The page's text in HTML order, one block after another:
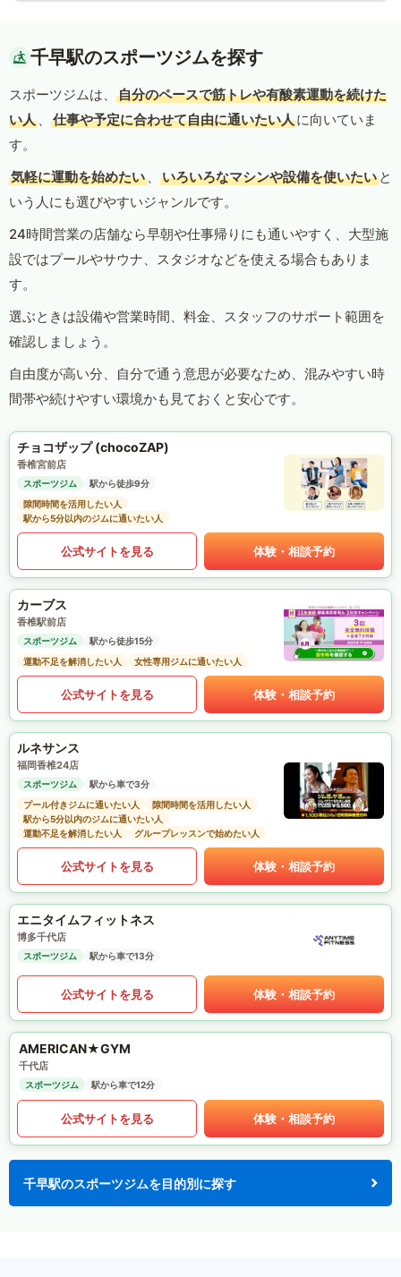
千早駅のスポーツジムを探す
スポーツジムは、
自分のペースで筋トレや有酸素運動を続けた
い人 、 仕事や予定に合わせて自由に通いたい人に向いていま
す。
気軽に運動を始めたい 、 いろいろなマシンや設備を使いたい と
いう人にも選びやすいジャンルです。
24時間営業の店舗なら早朝や仕事帰りにも通いやすく、大型施
設ではプールやサウナ、スタジオなどを使える場合もありま
す。
選ぶときは設備や営業時間、料金、スタッフのサポート範囲を
確認しましょう。
自由度が高い分、自分で通う意思が必要なため、混みやすい時
間帯や続けやすい環境かも見ておくと安心です。
チョコザップ (chocoZAP)
香椎宮前店
スポーツジム
駅から徒歩9分
隙間時間を活用したい人
駅から5分以内のジムに通いたい人
公式サイトを見る 体験・相談予約
カーブス
香椎駅前店
スポーツジム
駅から徒歩15分
運動不足を解消したい人
女性専用ジムに通いたい人
公式サイトを見る 体験・相談予約
ルネサンス
福岡香椎24店
スポーツジム
駅から車で3分
プール付きジムに通いたい人
隙間時間を活用したい人
駅から5分以内のジムに通いたい人
運動不足を解消したい人
グループレッスンで始めたい人
公式サイトを見る 体験・相談予約
エニタイムフィットネス
博多千代店
スポーツジム 駅から車で13分
公式サイトを見る 体験・相談予約
AMERICAN★GYM
千代店
スポーツジム 駅から車で12分
公式サイトを見る 体験・相談予約
千早駅のスポーツジムを目的別に探す